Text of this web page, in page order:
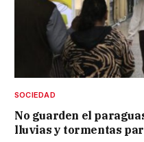
SOCIEDAD
No guarden el
lluvias y tormentas